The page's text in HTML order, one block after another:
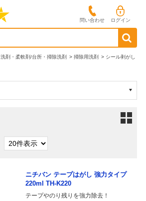
問い合わせ ログイン
洗剤・柔軟剤/台所・掃除洗剤 > 掃除用洗剤 > シール剥がし
ニチバン テープはがし 強力タイプ
220ml TH-K220
テープやのり残りを強力除去！